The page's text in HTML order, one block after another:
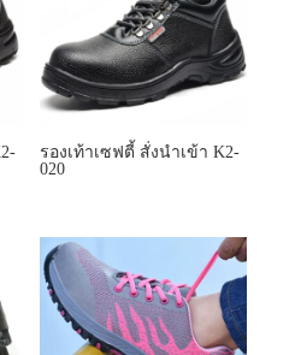
รองเท้าเซฟตี้ สั่งนำเข้า K2-
020